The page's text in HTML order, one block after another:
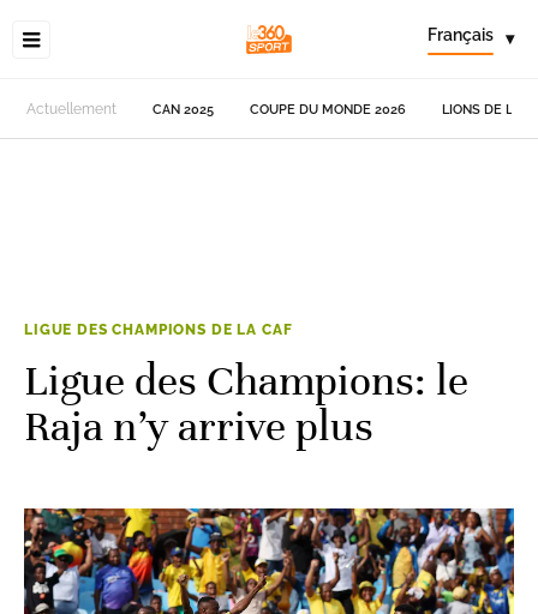
Français ▾
Actuellement CAN 2025 COUPE DU MONDE 2026 LIONS DE
LIGUE DES CHAMPIONS DE LA CAF
Ligue des Champions: le
Raja n’y arrive plus